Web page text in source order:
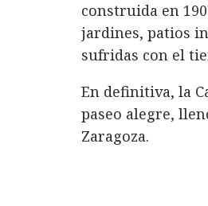
construida en
jardines, patios
sufridas con el
En definitiva, la
paseo alegre,
Zaragoza.